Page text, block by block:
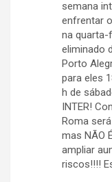
semana
enfrentar
na quarta-
eliminado
Porto
para eles
h de
INTER!
Roma
mas NÃO
ampliar
riscos!!!!